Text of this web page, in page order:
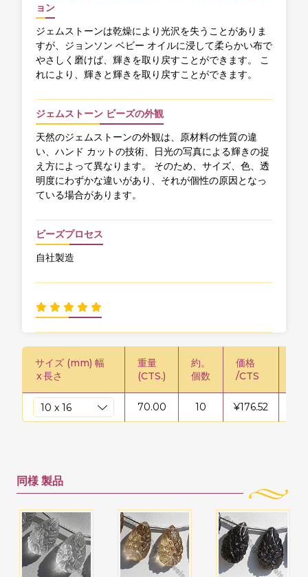
ョン
ジェムストーンは乾燥により光沢を失うことがありま
すが、ジョンソン ベビー オイルに浸して柔らかい布で
やさしく磨けば、輝きを取り戻すことができます。 こ
れにより、輝きと輝きを取り戻すことができます。
ジェムストーン ビーズの外観
天然のジェムストーンの外観は、原材料の性質の違
い、ハンド カットの技術、日光の写真による輝きの捉
え方によって異なります。 そのため、サイズ、色、透
明度にわずかな違いがあり、それが個性の原因となっ
ている場合があります。
ビーズプロセス
自社製造
サイズ (mm) 幅
x長さ
重量
(CTS.)
約。
個数
価格
/CTS
70.00 10 ¥176.52
同様 製品